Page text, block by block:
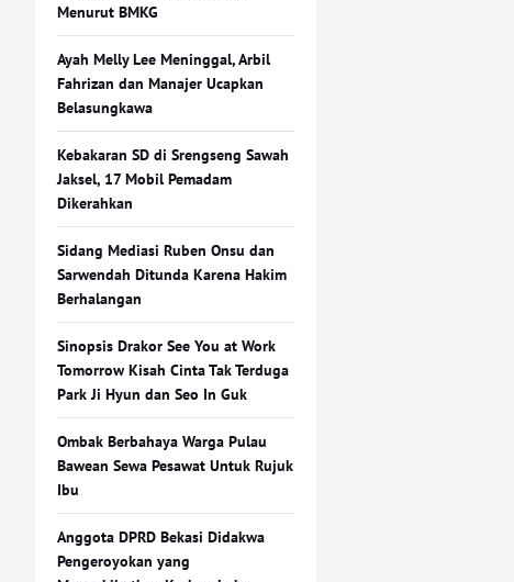
Menurut BMKG
Ayah Melly Lee Meninggal, Arbil
Fahrizan dan Manajer Ucapkan
Belasungkawa
Kebakaran SD di Srengseng Sawah
Jaksel, 17 Mobil Pemadam
Dikerahkan
Sidang Mediasi Ruben Onsu dan
Sarwendah Ditunda Karena Hakim
Berhalangan
Sinopsis Drakor See You at Work
Tomorrow Kisah Cinta Tak Terduga
Park Ji Hyun dan Seo In Guk
Ombak Berbahaya Warga Pulau
Bawean Sewa Pesawat Untuk Rujuk
Ibu
Anggota DPRD Bekasi Didakwa
Pengeroyokan yang